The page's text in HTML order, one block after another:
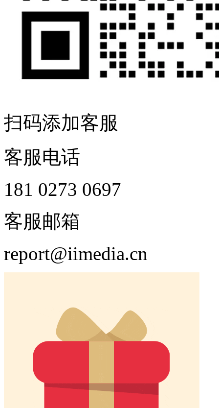
扫码添加客服
客服电话
181 0273 0697
客服邮箱
report@iimedia.cn